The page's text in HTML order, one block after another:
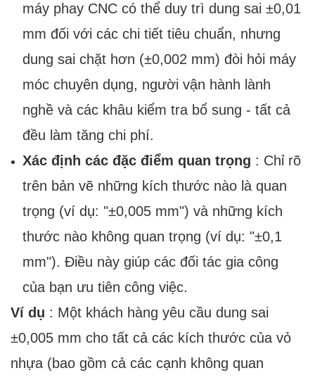
máy phay CNC có thể duy trì dung sai ±0,01
mm đối với các chi tiết tiêu chuẩn, nhưng
dung sai chặt hơn (±0,002 mm) đòi hỏi máy
móc chuyên dụng, người vận hành lành
nghề và các khâu kiểm tra bổ sung - tất cả
đều làm tăng chi phí.
Xác định các đặc điểm quan trọng : Chỉ rõ
trên bản vẽ những kích thước nào là quan
trọng (ví dụ: "±0,005 mm") và những kích
thước nào không quan trọng (ví dụ: "±0,1
mm"). Điều này giúp các đối tác gia công
của bạn ưu tiên công việc.
Ví dụ : Một khách hàng yêu cầu dung sai
±0,005 mm cho tất cả các kích thước của vỏ
nhựa (bao gồm cả các cạnh không quan